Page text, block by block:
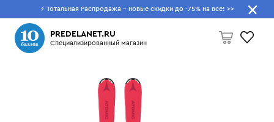
⚡ Тотальная Распродажа - новые скидки до -75% на все! >>
PREDELANET.RU
Специализированный магазин
Что будем искать?